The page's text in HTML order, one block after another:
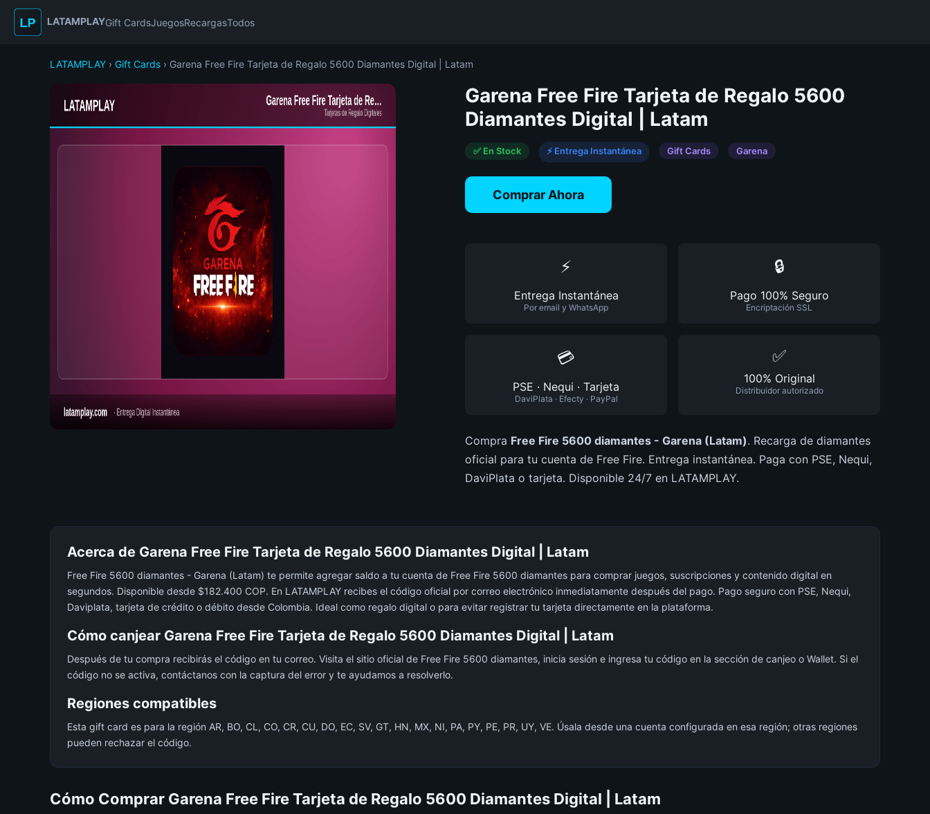
LATAMPLAYGift CardsJuegosRecargasTodos
LATAMPLAY › Gift Cards › Garena Free Fire Tarjeta de Regalo 5600 Diamantes Digital | Latam
Garena Free Fire Tarjeta de Regalo 5600
Diamantes Digital | Latam
✅ En Stock ⚡ Entrega Instantánea Gift Cards Garena
Comprar Ahora
⚡
Entrega Instantánea
Por email y WhatsApp
🔒
Pago 100% Seguro
Encriptación SSL
💳
PSE · Nequi · Tarjeta
DaviPlata · Efecty · PayPal
✅
100% Original
Distribuidor autorizado
Compra Free Fire 5600 diamantes - Garena (Latam). Recarga de diamantes
oficial para tu cuenta de Free Fire. Entrega instantánea. Paga con PSE, Nequi,
DaviPlata o tarjeta. Disponible 24/7 en LATAMPLAY.
Acerca de Garena Free Fire Tarjeta de Regalo 5600 Diamantes Digital | Latam
Free Fire 5600 diamantes - Garena (Latam) te permite agregar saldo a tu cuenta de Free Fire 5600 diamantes para comprar juegos, suscripciones y contenido digital en
segundos. Disponible desde $182.400 COP. En LATAMPLAY recibes el código oficial por correo electrónico inmediatamente después del pago. Pago seguro con PSE, Nequi,
Daviplata, tarjeta de crédito o débito desde Colombia. Ideal como regalo digital o para evitar registrar tu tarjeta directamente en la plataforma.
Cómo canjear Garena Free Fire Tarjeta de Regalo 5600 Diamantes Digital | Latam
Después de tu compra recibirás el código en tu correo. Visita el sitio oficial de Free Fire 5600 diamantes, inicia sesión e ingresa tu código en la sección de canjeo o Wallet. Si el
código no se activa, contáctanos con la captura del error y te ayudamos a resolverlo.
Regiones compatibles
Esta gift card es para la región AR, BO, CL, CO, CR, CU, DO, EC, SV, GT, HN, MX, NI, PA, PY, PE, PR, UY, VE. Úsala desde una cuenta configurada en esa región; otras regiones
pueden rechazar el código.
Cómo Comprar Garena Free Fire Tarjeta de Regalo 5600 Diamantes Digital | Latam